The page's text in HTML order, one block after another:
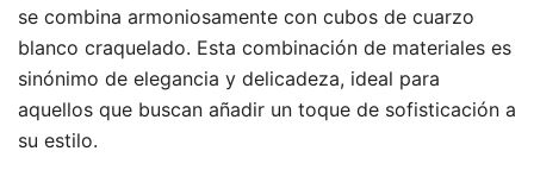
se combina armoniosamente con cubos de cuarzo
blanco craquelado. Esta combinación de materiales es
sinónimo de elegancia y delicadeza, ideal para
aquellos que buscan añadir un toque de sofisticación a
su estilo.